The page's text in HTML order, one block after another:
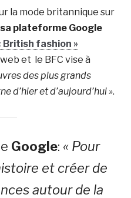
la mode britannique sur
plateforme Google
British fashion »
et le BFC vise à
des plus grands
d’hier et d’aujourd’hui ».
Google: « Pour
et créer de
autour de la